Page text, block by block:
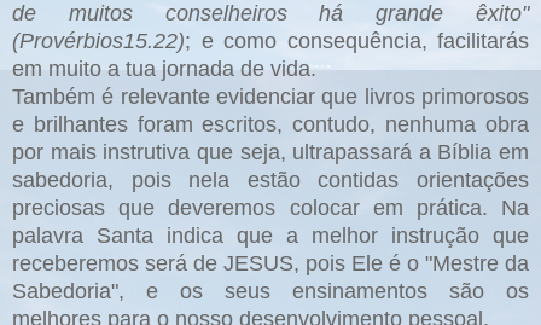
de muitos conselheiros há grande êxito"
(Provérbios15.22); e como consequência, facilitarás
em muito a tua jornada de vida.
Também é relevante evidenciar que livros primorosos
e brilhantes foram escritos, contudo, nenhuma obra
por mais instrutiva que seja, ultrapassará a Bíblia em
sabedoria, pois nela estão contidas orientações
preciosas que deveremos colocar em prática. Na
palavra Santa indica que a melhor instrução que
receberemos será de JESUS, pois Ele é o "Mestre da
Sabedoria", e os seus ensinamentos são os
melhores para o nosso desenvolvimento pessoal.